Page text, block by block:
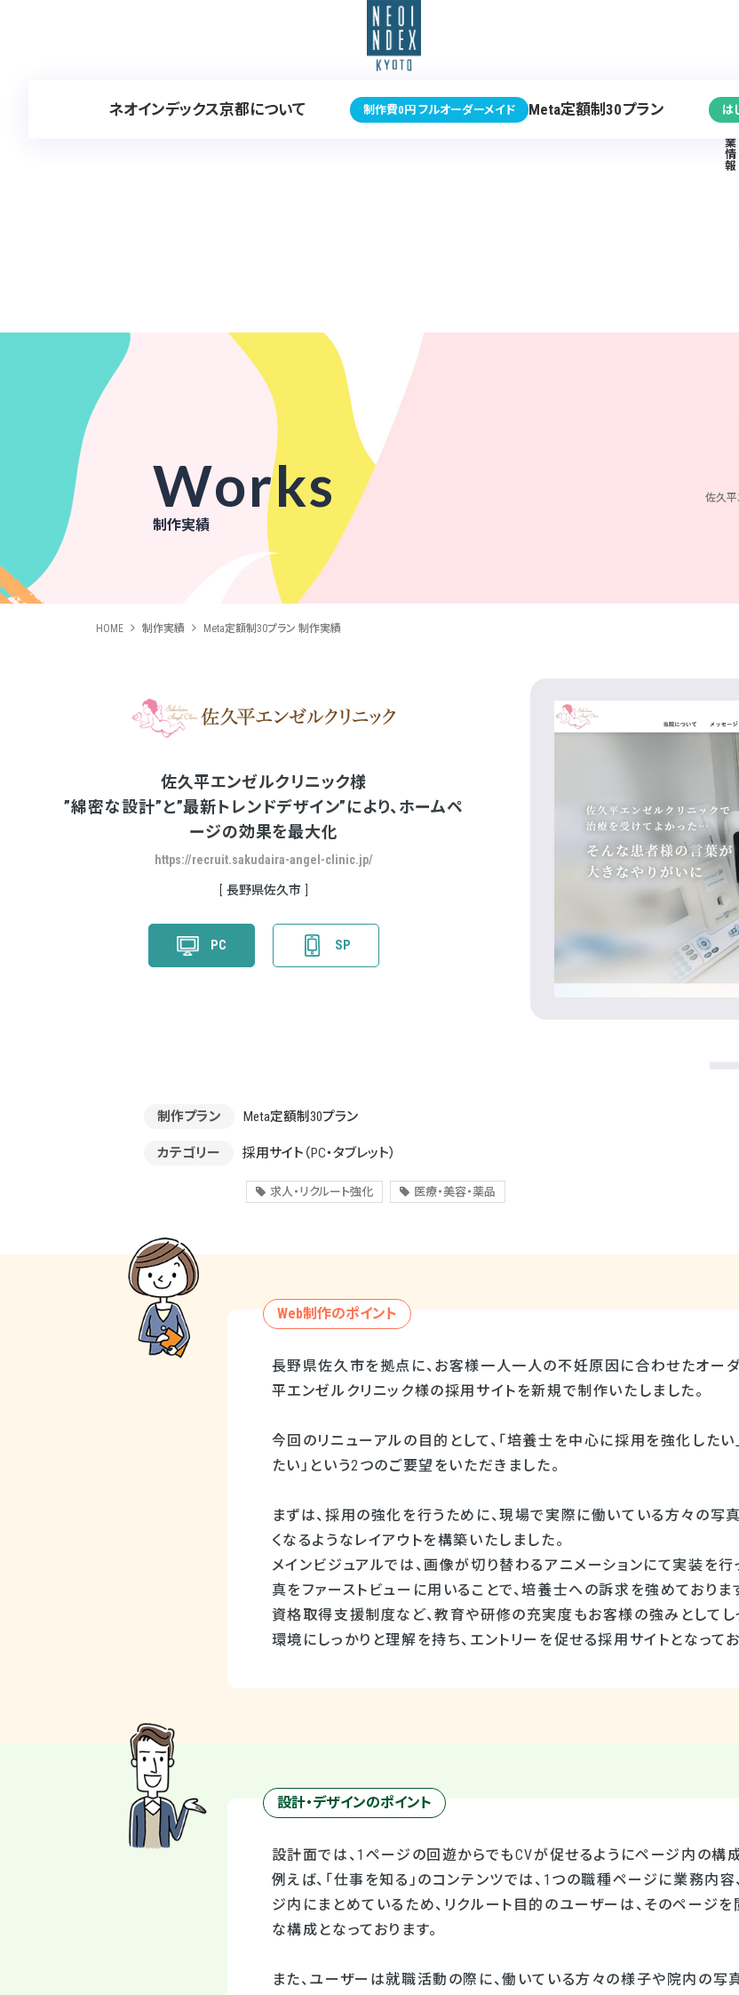
業
情
報
ネオインデックス京都について 制作費0円 フルオーダーメイド Meta定額制30プラン は
佐久平
Works
制作実績
HOME 制作実績 Meta定額制30プラン 制作実績
佐久平エンゼルクリニック様
”綿密な設計”と”最新トレンドデザイン”により、ホームペ
ージの効果を最大化
https://recruit.sakudaira-angel-clinic.jp/
長野県佐久市
PC SP
制作プラン Meta定額制30プラン
カテゴリー 採用サイト （PC・タブレット）
求人・リクルート強化 医療・美容・薬品
Web制作のポイント
長野県佐久市を拠点に、お客様一人一人の不妊原因に合わせたオー
平エンゼルクリニック様の採用サイトを新規で制作いたしました。
今回のリニューアルの目的として、「培養士を中心に採用を強化したい
たい」という2つのご要望をいただきました。
まずは、採用の強化を行うために、現場で実際に働いている方々の写
くなるようなレイアウトを構築いたしました。
メインビジュアルでは、画像が切り替わるアニメーションにて実装を
真をファーストビューに用いることで、培養士への訴求を強めておりま
資格取得支援制度など、教育や研修の充実度もお客様の強みとしてし
環境にしっかりと理解を持ち、エントリーを促せる採用サイトとなってお
設計・デザインのポイント
設計面では、1ページの回遊からでもCVが促せるようにページ内の構成
例えば、「仕事を知る」のコンテンツでは、1つの職種ページに業務内
ジ内にまとめているため、リクルート目的のユーザーは、そのページ
な構成となっております。
また、ユーザーは就職活動の際に、働いている方々の様子や院内の写